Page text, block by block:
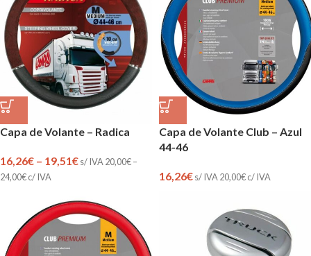
Capa de Volante – Radica
16,26€ – 19,51€s/ IVA 20,00€–
24,00€c/ IVA
Capa de Volante Club – Azul
44-46
16,26€s/ IVA 20,00€c/ IVA